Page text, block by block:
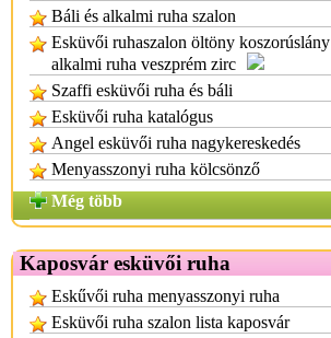
Báli és alkalmi ruha szalon
Esküvői ruhaszalon öltöny koszorúslány
alkalmi ruha veszprém zirc
Szaffi esküvői ruha és báli
Esküvői ruha katalógus
Angel esküvői ruha nagykereskedés
Menyasszonyi ruha kölcsönző
Még több
Kaposvár esküvői ruha
Eskűvői ruha menyasszonyi ruha
Esküvői ruha szalon lista kaposvár